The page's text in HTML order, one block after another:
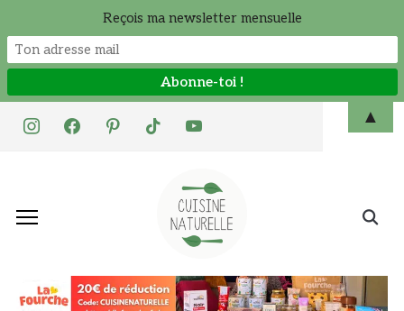
instagramfacebookpinteresttiktok youtube
Search
Reçois ma newsletter mensuelle
▲